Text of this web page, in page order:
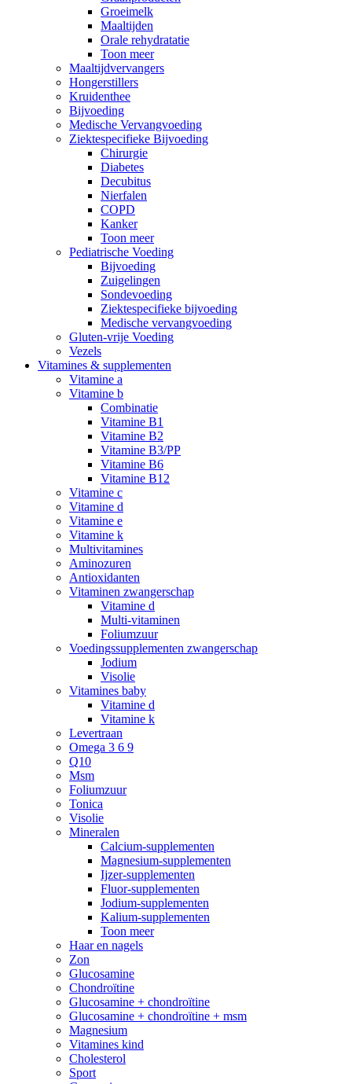
Groeimelk
Maaltijden
Orale rehydratatie
Toon meer
Maaltijdvervangers
Hongerstillers
Kruidenthee
Bijvoeding
Medische Vervangvoeding
Ziektespecifieke Bijvoeding
Chirurgie
Diabetes
Decubitus
Nierfalen
COPD
Kanker
Toon meer
Pediatrische Voeding
Bijvoeding
Zuigelingen
Sondevoeding
Ziektespecifieke bijvoeding
Medische vervangvoeding
Gluten-vrije Voeding
Vezels
Vitamines & supplementen
Vitamine a
Vitamine b
Combinatie
Vitamine B1
Vitamine B2
Vitamine B3/PP
Vitamine B6
Vitamine B12
Vitamine c
Vitamine d
Vitamine e
Vitamine k
Multivitamines
Aminozuren
Antioxidanten
Vitaminen zwangerschap
Vitamine d
Multi-vitaminen
Foliumzuur
Voedingssupplementen zwangerschap
Jodium
Visolie
Vitamines baby
Vitamine d
Vitamine k
Levertraan
Omega 3 6 9
Q10
Msm
Foliumzuur
Tonica
Visolie
Mineralen
Calcium-supplementen
Magnesium-supplementen
Ijzer-supplementen
Fluor-supplementen
Jodium-supplementen
Kalium-supplementen
Toon meer
Haar en nagels
Zon
Glucosamine
Chondroïtine
Glucosamine + chondroïtine
Glucosamine + chondroïtine + msm
Magnesium
Vitamines kind
Cholesterol
Sport